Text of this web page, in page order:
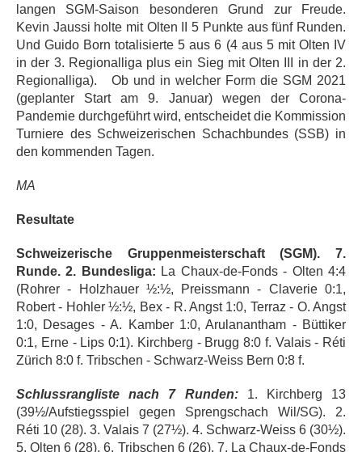
langen SGM-Saison besonderen Grund zur Freude.
Kevin Jaussi holte mit Olten II 5 Punkte aus fünf Runden.
Und Guido Born totalisierte 5 aus 6 (4 aus 5 mit Olten IV
in der 3. Regionalliga plus ein Sieg mit Olten III in der 2.
Regionalliga). Ob und in welcher Form die SGM 2021
(geplanter Start am 9. Januar) wegen der Corona-
Pandemie durchgeführt wird, entscheidet die Kommission
Turniere des Schweizerischen Schachbundes (SSB) in
den kommenden Tagen.
MA
Resultate
Schweizerische Gruppenmeisterschaft (SGM). 7.
Runde. 2. Bundesliga: La Chaux-de-Fonds - Olten 4:4
(Rohrer - Holzhauer ½:½, Preissmann - Claverie 0:1,
Robert - Hohler ½:½, Bex - R. Angst 1:0, Terraz - O. Angst
1:0, Desages - A. Kamber 1:0, Arulanantham - Büttiker
0:1, Erne - Lips 0:1). Kirchberg - Brugg 8:0 f. Valais - Réti
Zürich 8:0 f. Tribschen - Schwarz-Weiss Bern 0:8 f.
Schlussrangliste nach 7 Runden: 1. Kirchberg 13
(39½/Aufstiegsspiel gegen Sprengschach Wil/SG). 2.
Réti 10 (28). 3. Valais 7 (27½). 4. Schwarz-Weiss 6 (30½).
5. Olten 6 (28). 6. Tribschen 6 (26). 7. La Chaux-de-Fonds